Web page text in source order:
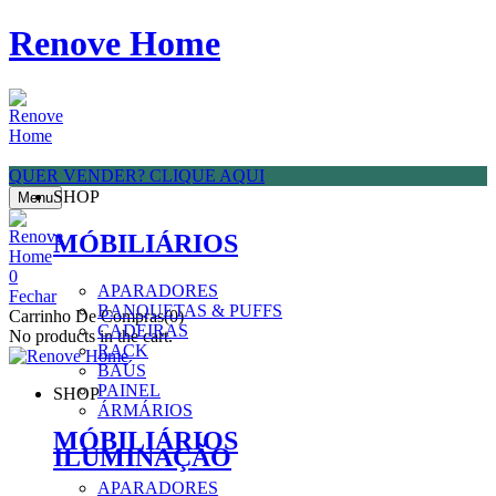
Renove Home
SHOP
MÓBILIÁRIOS
APARADORES
BANQUETAS & PUFFS
CADEIRAS
RACK
BAÚS
PAINEL
ÁRMÁRIOS
ILUMINAÇÃO
QUER VENDER? CLIQUE AQUI
Menu
0
Fechar
Carrinho De Compras(0)
No products in the cart.
SHOP
MÓBILIÁRIOS
APARADORES